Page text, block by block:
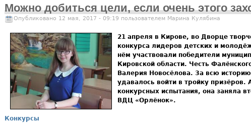
Можно добиться цели, если очень этого
Опубликовано 12 мая, 2017 - 09:19 пользователем Марина Кулябина
21 апреля в Кирове, во Дворце
конкурса лидеров детских и
нём участвовали победители
Кировской области. Честь
Валерия Новосёлова. За всю
удавалось войти в тройку
конкурсных испытания, она заняла
ВДЦ «Орлёнок».
Конкурсы